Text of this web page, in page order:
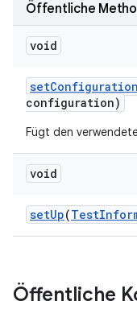
Öffentliche
void
setConfiguration
configuration)
Fügt den
void
setUp(Test
Öffentliche